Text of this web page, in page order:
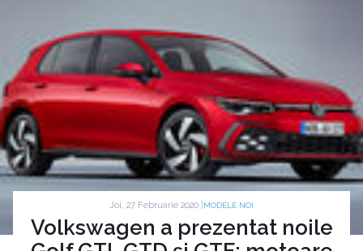
Joi, 27 Februarie 2020 | MODELE NOI
Volkswagen a prezentat noile